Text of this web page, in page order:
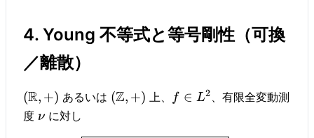
4. Young 不等式と等号剛性（可換
／離散）
(R, +) あるいは (Z, +) 上、 f ∈ L2
、有限全変動測
度 ν に対し